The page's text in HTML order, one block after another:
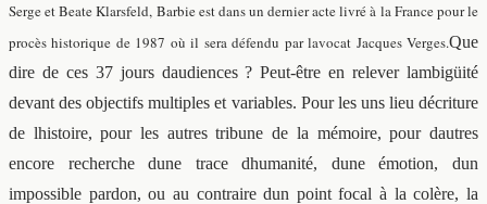
Serge et Beate Klarsfeld, Barbie est dans un dernier acte livré à la France pour le
procès historique de 1987 où il sera défendu par lavocat Jacques Verges.Que
dire de ces 37 jours daudiences ? Peut-être en relever lambigüité
devant des objectifs multiples et variables. Pour les uns lieu décriture
de lhistoire, pour les autres tribune de la mémoire, pour dautres
encore recherche dune trace dhumanité, dune émotion, dun
impossible pardon, ou au contraire dun point focal à la colère, la